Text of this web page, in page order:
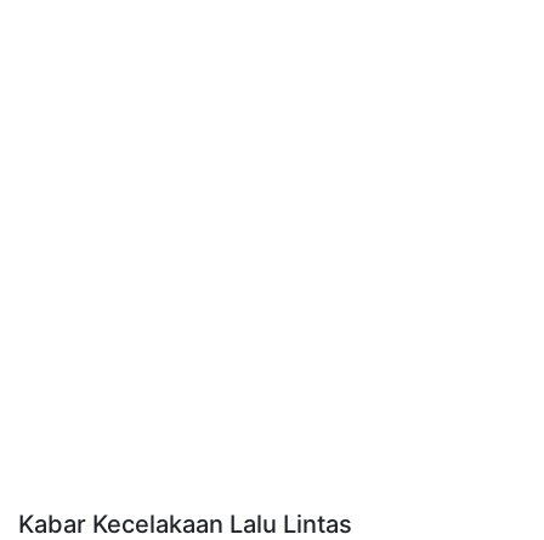
Kabar Kecelakaan Lalu Lintas